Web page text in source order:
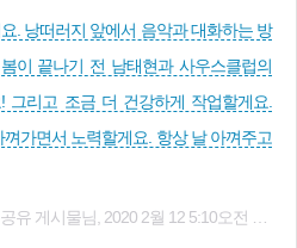
. 낭떠러지 앞에서 음악과 대화하는 방
이 끝나기 전 남태현과 사우스클럽의
그리고 조금 더 건강하게 작업할게요.
가면서 노력할게요. 항상 날 아껴주고
유 게시물님, 2020 2월 12 5:10오전 PST